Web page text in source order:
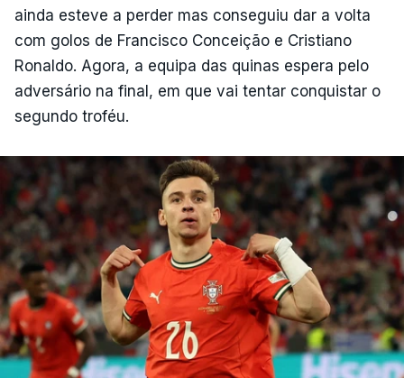
ainda esteve a perder mas conseguiu dar a volta
com golos de Francisco Conceição e Cristiano
Ronaldo. Agora, a equipa das quinas espera pelo
adversário na final, em que vai tentar conquistar o
segundo troféu.